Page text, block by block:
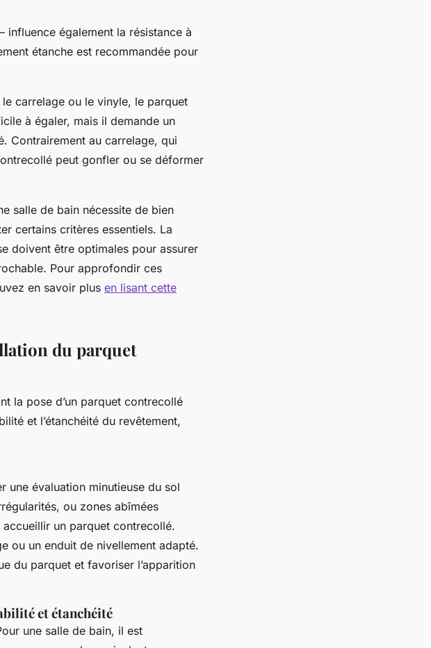
influence également la résistance à
étanche est recommandée pour
carrelage ou le vinyle, le parquet
à égaler, mais il demande un
Contrairement au carrelage, qui
peut gonfler ou se déformer
salle de bain nécessite de bien
certains critères essentiels. La
doivent être optimales pour assurer
Pour approfondir ces
en savoir plus en lisant cette
du parquet
la pose d’un parquet contrecollé
et l’étanchéité du revêtement,
une évaluation minutieuse du sol
ou zones abîmées
un parquet contrecollé.
ou un enduit de nivellement adapté.
du parquet et favoriser l’apparition
et étanchéité
une salle de bain, il est